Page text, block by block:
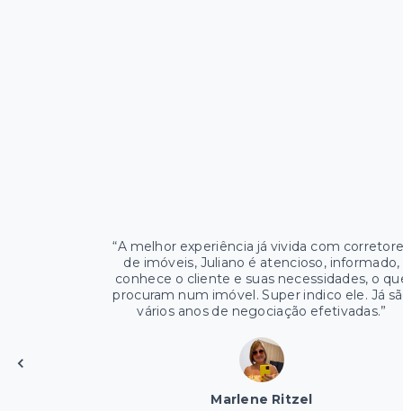
“A melhor experiência já vivida com
de imóveis, Juliano é atencioso, informado,
conhece o cliente e suas necessidades, o
procuram num imóvel. Super indico ele. Já
vários anos de negociação efetivadas.”
Marlene Ritzel